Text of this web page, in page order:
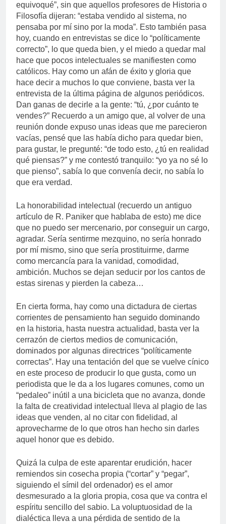
equivoqué”, sin que aquellos profesores de Historia o
Filosofía dijeran: “estaba vendido al sistema, no
pensaba por mí sino por la moda”. Esto también pasa
hoy, cuando en entrevistas se dice lo “políticamente
correcto”, lo que queda bien, y el miedo a quedar mal
hace que pocos intelectuales se manifiesten como
católicos. Hay como un afán de éxito y gloria que
hace decir a muchos lo que conviene, basta ver la
entrevista de la última página de algunos periódicos.
Dan ganas de decirle a la gente: “tú, ¿por cuánto te
vendes?” Recuerdo a un amigo que, al volver de una
reunión donde expuso unas ideas que me parecieron
vacías, pensé que las había dicho para quedar bien,
para gustar, le pregunté: “de todo esto, ¿tú en realidad
qué piensas?” y me contestó tranquilo: “yo ya no sé lo
que pienso”, sabía lo que convenía decir, no sabía lo
que era verdad.
La honorabilidad intelectual (recuerdo un antiguo
artículo de R. Paniker que hablaba de esto) me dice
que no puedo ser mercenario, por conseguir un cargo,
agradar. Sería sentirme mezquino, no sería honrado
por mí mismo, sino que sería prostituirme, darme
como mercancía para la vanidad, comodidad,
ambición. Muchos se dejan seducir por los cantos de
estas sirenas y pierden la cabeza…
En cierta forma, hay como una dictadura de ciertas
corrientes de pensamiento han seguido dominando
en la historia, hasta nuestra actualidad, basta ver la
cerrazón de ciertos medios de comunicación,
dominados por algunas directrices “políticamente
correctas”. Hay una tentación del que se vuelve cínico
en este proceso de producir lo que gusta, como un
periodista que le da a los lugares comunes, como un
“pedaleo” inútil a una bicicleta que no avanza, donde
la falta de creatividad intelectual lleva al plagio de las
ideas que venden, al no citar con fidelidad, al
aprovecharme de lo que otros han hecho sin darles
aquel honor que es debido.
Quizá la culpa de este aparentar erudición, hacer
remiendos sin cosecha propia (“cortar” y “pegar”,
siguiendo el símil del ordenador) es el amor
desmesurado a la gloria propia, cosa que va contra el
espíritu sencillo del sabio. La voluptuosidad de la
dialéctica lleva a una pérdida de sentido de la